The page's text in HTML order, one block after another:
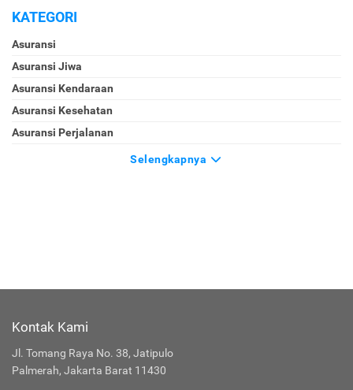
KATEGORI
Asuransi
Asuransi Jiwa
Asuransi Kendaraan
Asuransi Kesehatan
Asuransi Perjalanan
Selengkapnya
Kontak Kami
Jl. Tomang Raya No. 38, Jatipulo
Palmerah, Jakarta Barat 11430